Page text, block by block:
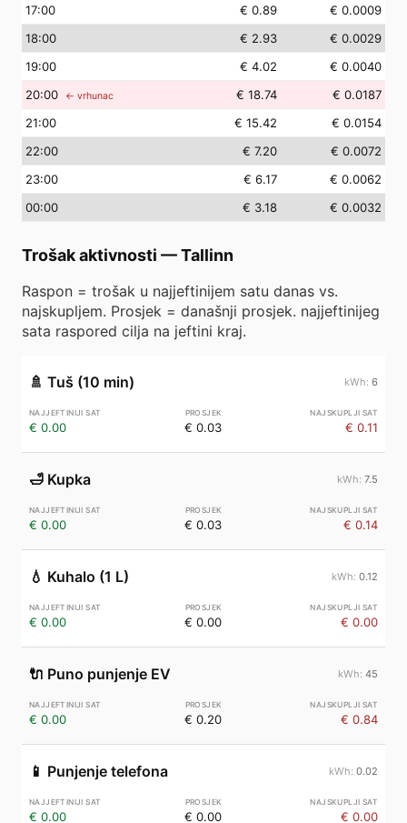
17:00 € 0.89
€ 0.0009
18:00 € 2.93
€ 0.0029
19:00 € 4.02
€ 0.0040
20:00 ← vrhunac € 18.74
€ 0.0187
21:00 € 15.42
€ 0.0154
22:00 € 7.20
€ 0.0072
23:00 € 6.17
€ 0.0062
00:00 € 3.18 € 0.0032
Trošak aktivnosti —Tallinn
Raspon = trošak u najjeftinijem satu danas vs.
najskupljem. Prosjek = današnji prosjek. najjeftinijeg
sata raspored cilja na jeftini kraj.
🚿 Tuš (10 min) 6
€ 0.00 € 0.03 € 0.11
🛁 Kupka 7.5
€ 0.00 € 0.03 € 0.14
💧 Kuhalo (1 L) 0.12
€ 0.00 € 0.00 € 0.00
🔌 Puno punjenje EV 45
€ 0.00 € 0.20 € 0.84
📱 Punjenje telefona 0.02
€ 0.00 € 0.00 € 0.00